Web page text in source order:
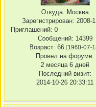
Откуда: Москва
Зарегистрирован: 2008-
Приглашений: 0
Сообщений: 14399
Возраст: 66 [1960-07-
Провел на форуме:
2 месяца 6 дней
Последний визит:
2014-10-26 20:33:11